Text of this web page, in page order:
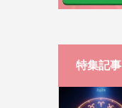
特集記事